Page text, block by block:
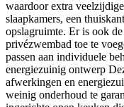
waardoor extra
slaapkamers, een
opslagruimte. Er is ook
privézwembad toe te
passen aan individuele
energiezuinig ontwerp
afwerkingen en
weinig onderhoud te